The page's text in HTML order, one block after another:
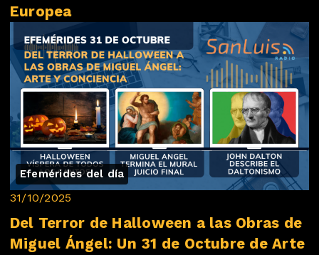
Europea
Efemérides del día
31/10/2025
Del Terror de Halloween a las Obras de
Miguel Ángel: Un 31 de Octubre de Arte